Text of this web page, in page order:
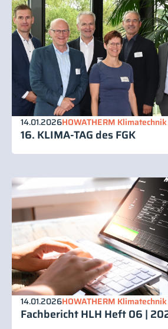
14.01.2026HOWATHERM Klimatechnik
16. KLIMA-TAG des FGK
14.01.2026HOWATHERM Klimatechnik
Fachbericht HLH Heft 06 |